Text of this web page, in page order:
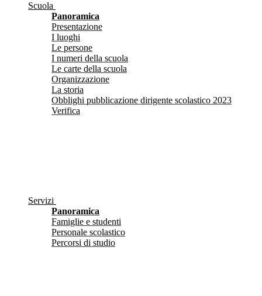
Scuola
Panoramica
Presentazione
I luoghi
Le persone
I numeri della scuola
Le carte della scuola
Organizzazione
La storia
Obblighi pubblicazione dirigente scolastico 2023
Verifica
Servizi
Panoramica
Famiglie e studenti
Personale scolastico
Percorsi di studio